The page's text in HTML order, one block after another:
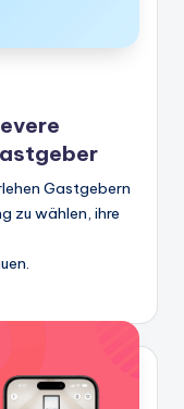
Gastgebern
zu wählen, ihre